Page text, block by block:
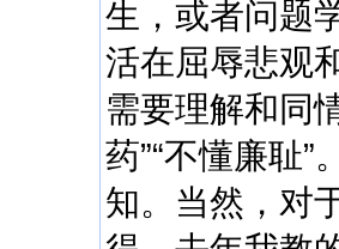
生，或者问题
活在屈辱悲观
需要理解和同
药”“不懂廉耻
知。当然，对